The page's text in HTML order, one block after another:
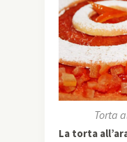
Torta
La torta